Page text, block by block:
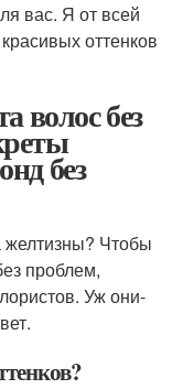
вас. Я от всей
оттенков
волос без
без
желтизны? Чтобы
проблем,
Уж они-